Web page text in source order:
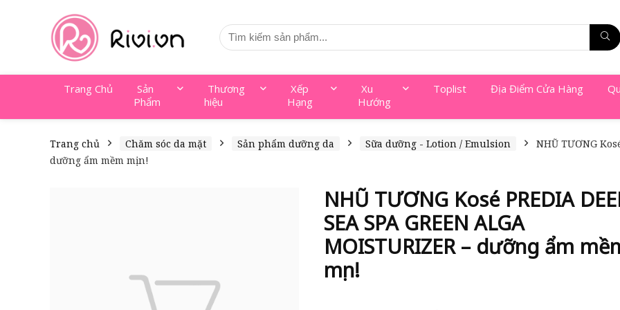
Trang Chủ
Sản
Phẩm
Thương
hiệu
Xếp
Hạng
Xu
Hướng
Toplist Địa Điểm Cửa Hàng
Trang chủ Chăm sóc da mặt Sản phẩm dưỡng da Sữa dưỡng - Lotion / Emulsion
NHŨ TƯƠNG
dưỡng ẩm mềm mịn!
NHŨ TƯƠNG Kosé PREDIA
SEA SPA GREEN ALGA
MOISTURIZER – dưỡng ẩm
mịn!